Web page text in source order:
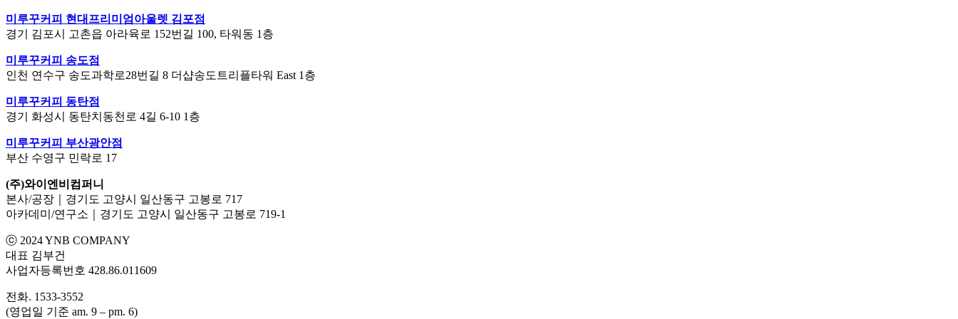
미루꾸커피 현대프리미엄아울렛 김포점
경기 김포시 고촌읍 아라육로 152번길 100, 타워동 1층
미루꾸커피 송도점
인천 연수구 송도과학로28번길 8 더샵송도트리플타워 East 1층
미루꾸커피 동탄점
경기 화성시 동탄치동천로 4길 6-10 1층
미루꾸커피 부산광안점
부산 수영구 민락로 17
(주)와이엔비컴퍼니
본사/공장｜경기도 고양시 일산동구 고봉로 717
아카데미/연구소｜경기도 고양시 일산동구 고봉로 719-1
ⓒ 2024 YNB COMPANY
대표 김부건
사업자등록번호 428.86.011609
전화. 1533-3552
(영업일 기준 am. 9 – pm. 6)